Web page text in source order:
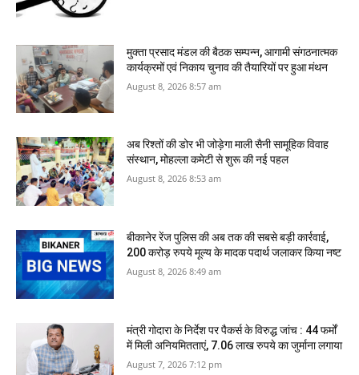
मुक्ता प्रसाद मंडल की बैठक सम्पन्न, आगामी संगठनात्मक
कार्यक्रमों एवं निकाय चुनाव की तैयारियों पर हुआ मंथन
August 8, 2026 8:57 am
अब रिश्तों की डोर भी जोड़ेगा माली सैनी सामूहिक विवाह
संस्थान, मोहल्ला कमेटी से शुरू की नई पहल
August 8, 2026 8:53 am
बीकानेर रेंज पुलिस की अब तक की सबसे बड़ी कार्रवाई,
200 करोड़ रुपये मूल्य के मादक पदार्थ जलाकर किया नष्‍ट
August 8, 2026 8:49 am
मंत्री गोदारा के निर्देश पर पैकर्स के विरुद्ध जांच : 44 फर्मों
में मिली अनियमितताएं, 7.06 लाख रुपये का जुर्माना लगाया
August 7, 2026 7:12 pm